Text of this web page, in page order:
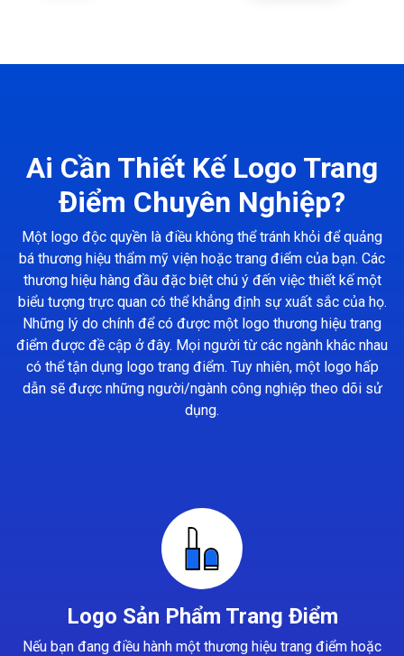
Ai Cần Thiết Kế Logo Trang
Điểm Chuyên Nghiệp?
Một logo độc quyền là điều không thể tránh khỏi để quảng
bá thương hiệu thẩm mỹ viện hoặc trang điểm của bạn. Các
thương hiệu hàng đầu đặc biệt chú ý đến việc thiết kế một
biểu tượng trực quan có thể khẳng định sự xuất sắc của họ.
Những lý do chính để có được một logo thương hiệu trang
điểm được đề cập ở đây. Mọi người từ các ngành khác nhau
có thể tận dụng logo trang điểm. Tuy nhiên, một logo hấp
dẫn sẽ được những người/ngành công nghiệp theo dõi sử
dụng.
Logo Sản Phẩm Trang Điểm
Nếu bạn đang điều hành một thương hiệu trang điểm hoặc